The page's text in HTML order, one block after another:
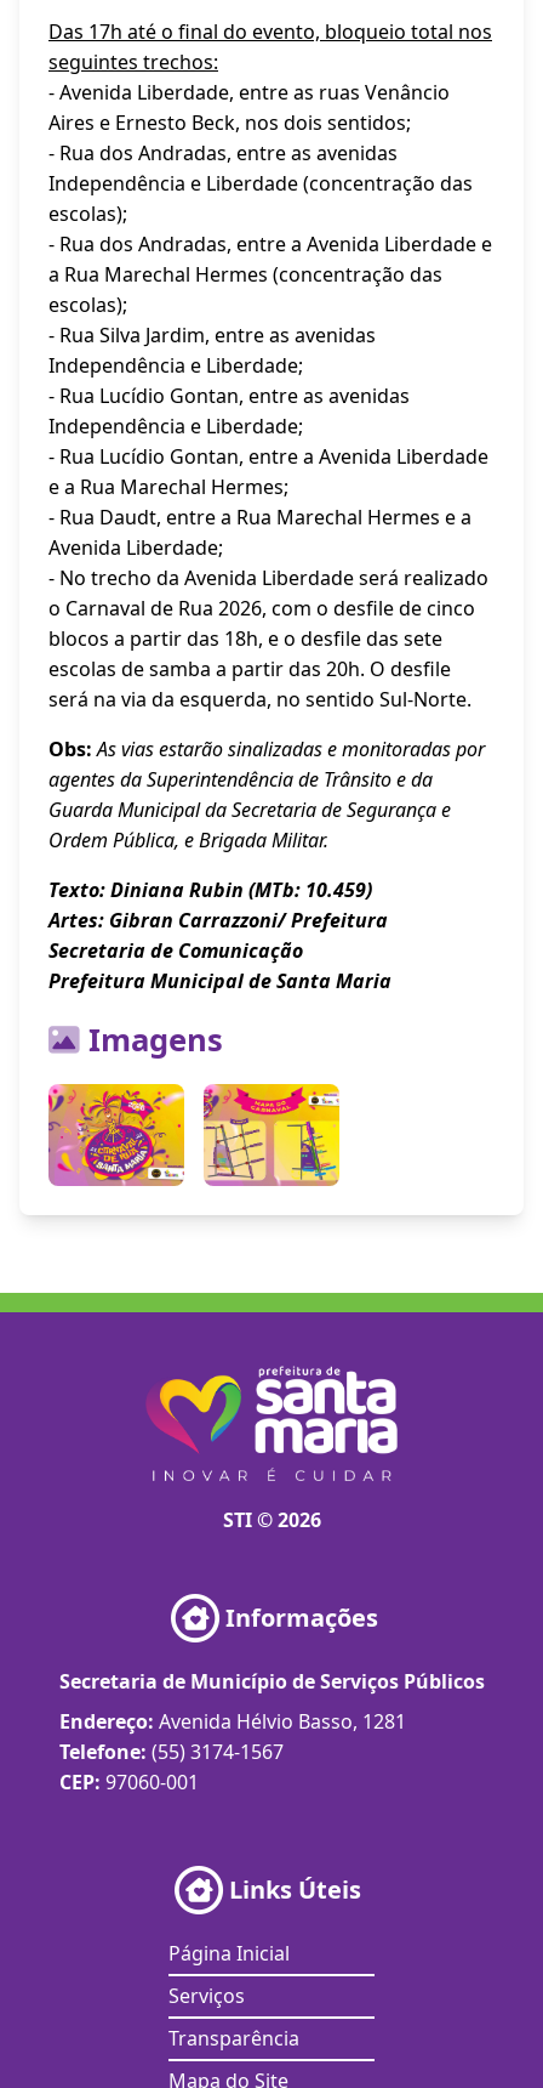
Das 17h até o final do evento, bloqueio total nos
seguintes trechos:
- Avenida Liberdade, entre as ruas Venâncio
Aires e Ernesto Beck, nos dois sentidos;
- Rua dos Andradas, entre as avenidas
Independência e Liberdade (concentração das
escolas);
- Rua dos Andradas, entre a Avenida Liberdade e
a Rua Marechal Hermes (concentração das
escolas);
- Rua Silva Jardim, entre as avenidas
Independência e Liberdade;
- Rua Lucídio Gontan, entre as avenidas
Independência e Liberdade;
- Rua Lucídio Gontan, entre a Avenida Liberdade
e a Rua Marechal Hermes;
- Rua Daudt, entre a Rua Marechal Hermes e a
Avenida Liberdade;
- No trecho da Avenida Liberdade será realizado
o Carnaval de Rua 2026, com o desfile de cinco
blocos a partir das 18h, e o desfile das sete
escolas de samba a partir das 20h. O desfile
será na via da esquerda, no sentido Sul-Norte.
Obs: As vias estarão sinalizadas e monitoradas por
agentes da Superintendência de Trânsito e da
Guarda Municipal da Secretaria de Segurança e
Ordem Pública, e Brigada Militar.
Texto: Diniana Rubin (MTb: 10.459)
Artes: Gibran Carrazzoni/ Prefeitura
Secretaria de Comunicação
Prefeitura Municipal de Santa Maria
Imagens
STI © 2026
Informações
Secretaria de Município de Serviços Públicos
Endereço: Avenida Hélvio Basso, 1281
Telefone: (55) 3174-1567
CEP: 97060-001
Links Úteis
Página Inicial
Serviços
Transparência
Mapa do Site